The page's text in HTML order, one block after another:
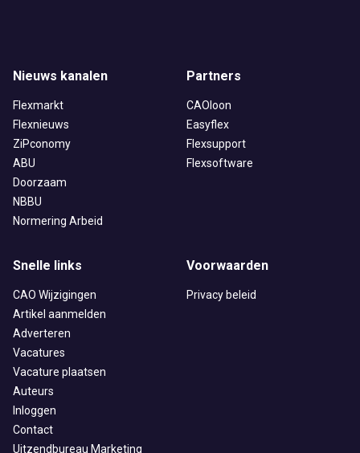
Nieuws kanalen
Flexmarkt
Flexnieuws
ZiPconomy
ABU
Doorzaam
NBBU
Normering Arbeid
Partners
CAOloon
Easyflex
Flexsupport
Flexsoftware
Snelle links
CAO Wijzigingen
Artikel aanmelden
Adverteren
Vacatures
Vacature plaatsen
Auteurs
Inloggen
Contact
Uitzendbureau Marketing
Voorwaarden
Privacy beleid